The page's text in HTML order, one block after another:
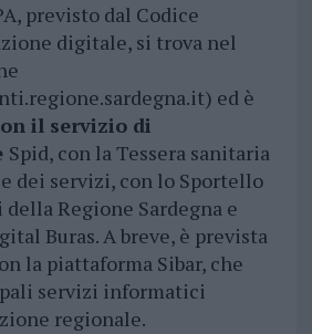
previsto dal Codice
digitale, si trova nel
ed è
il servizio di
Spid, con la Tessera sanitaria
dei servizi, con lo Sportello
Regione Sardegna e
Buras. A breve, è prevista
la piattaforma Sibar, che
servizi informatici
regionale.